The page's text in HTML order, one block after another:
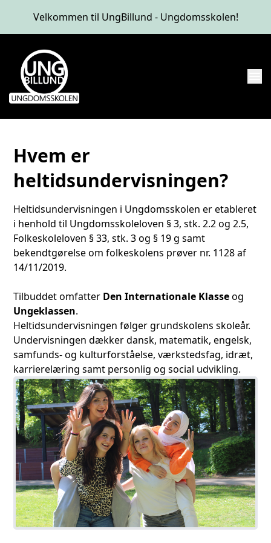
Velkommen til UngBillund - Ungdomsskolen!
Hvem er
heltidsundervisningen?
Heltidsundervisningen i Ungdomsskolen er etableret
i henhold til Ungdomsskoleloven § 3, stk. 2.2 og 2.5,
Folkeskoleloven § 33, stk. 3 og § 19 g samt
bekendtgørelse om folkeskolens prøver nr. 1128 af
14/11/2019.
Tilbuddet omfatter Den Internationale Klasseog
Ungeklassen.
Heltidsundervisningen følger grundskolens skoleår.
Undervisningen dækker dansk, matematik, engelsk,
samfunds- og kulturforståelse, værkstedsfag, idræt,
karrierelæring samt personlig og social udvikling.